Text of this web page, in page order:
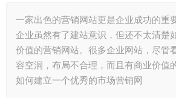
一家出色的营销网站更是企业成功的重
企业虽然有了建站意识，但还不太清楚
价值的营销网站。很多企业网站，尽管
容空洞，布局不合理，而且有商业价值
如何建立一个优秀的市场营销网